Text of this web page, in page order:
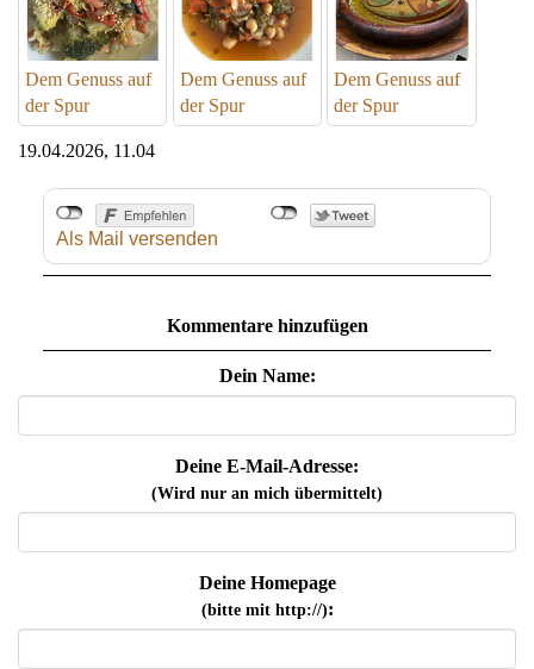
Dem Genuss auf
der Spur
Dem Genuss auf
der Spur
Dem Genuss auf
der Spur
19.04.2026, 11.04
Als Mail versenden
Kommentare hinzufügen
Dein Name:
Deine E-Mail-Adresse:
(Wird nur an mich übermittelt)
Deine Homepage
(bitte mit http://):